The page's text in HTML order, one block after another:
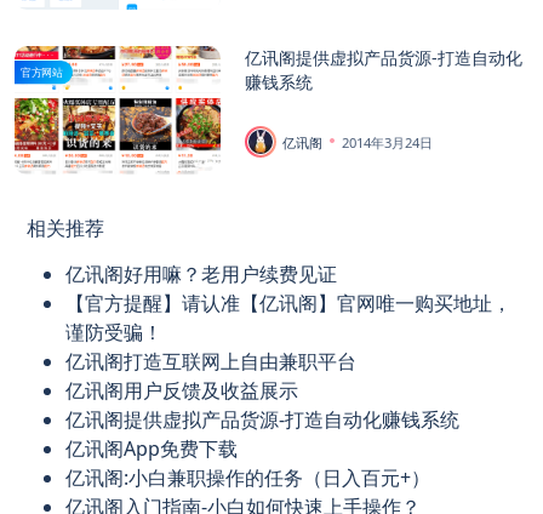
官方网站
亿讯阁提供虚拟产品货源-打造自动化
赚钱系统
亿讯阁 2014年3月24日
相关推荐
亿讯阁好用嘛？老用户续费见证
【官方提醒】请认准【亿讯阁】官网唯一购买地址，
谨防受骗！
亿讯阁打造互联网上自由兼职平台
亿讯阁用户反馈及收益展示
亿讯阁提供虚拟产品货源-打造自动化赚钱系统
亿讯阁App免费下载
亿讯阁:小白兼职操作的任务（日入百元+）
亿讯阁入门指南-小白如何快速上手操作？